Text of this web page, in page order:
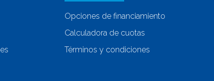
Opciones de financiamiento
Calculadora de cuotas
Términos y condiciones